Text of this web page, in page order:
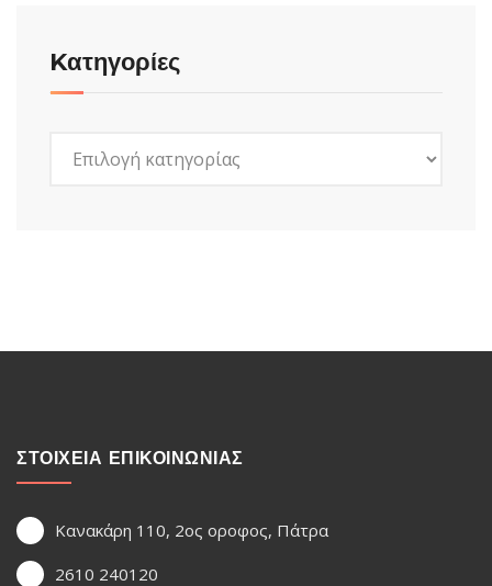
Kατηγορίες
ΣΤΟΙΧΕΙΑ ΕΠΙΚΟΙΝΩΝΙΑΣ
Κανακάρη 110, 2ος οροφος, Πάτρα
2610 240120